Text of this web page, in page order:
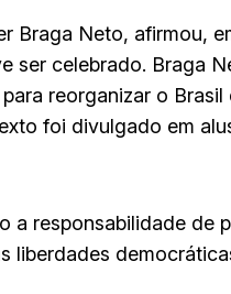
Braga Neto, afirmou,
ser celebrado. Braga
reorganizar o
foi divulgado em
a responsabilidade de
liberdades